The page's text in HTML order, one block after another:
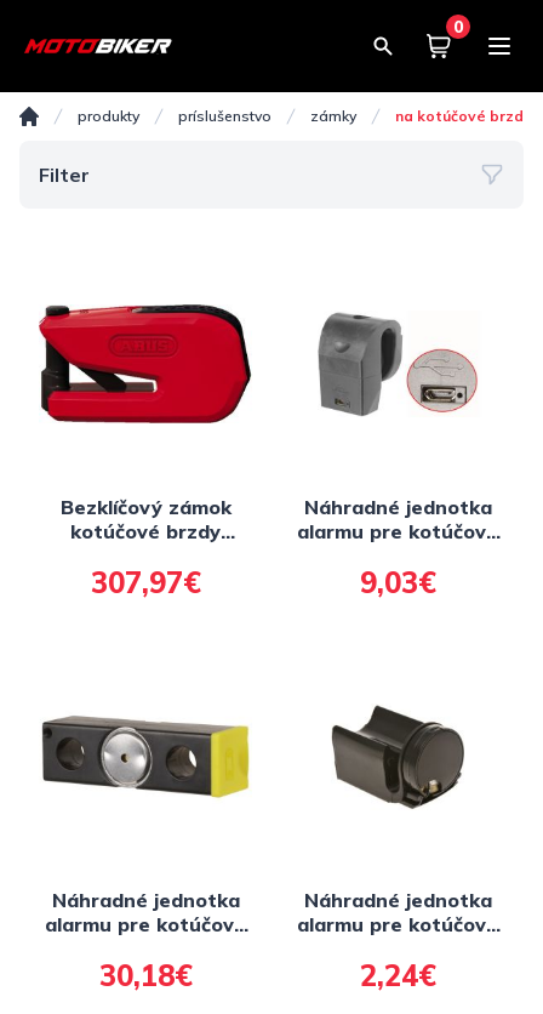
0
Košík 0,00€
Na kotúčové brzdy
produkty príslušenstvo zámky na kotúčové brzdy
Filter
Bezklíčový zámok
kotúčové brzdy
aplikácie) SmartX
Granit, ABUS
307,97€
Náhradné jednotka
alarmu pre kotúčové
Quartz, OXFORD
9,03€
Náhradné jednotka
alarmu pre kotúčové
Boss, OXFORD
30,18€
Náhradné jednotka
alarmu pre kotúčové
OXFORD
2,24€